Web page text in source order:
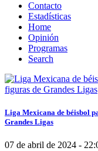
Contacto
Estadísticas
Home
Opinión
Programas
Search
Liga Mexicana de béisbol
Grandes Ligas
07 de abril de 2024 -